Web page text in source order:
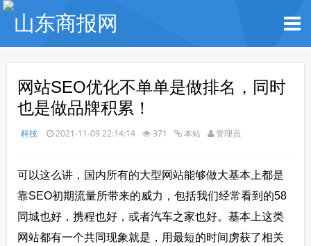
网站SEO优化不单单是做排名，同时
也是做品牌积累！
科技 2021-11-09 22:14:14 371 本站 管理员
可以这么讲，国内所有的大型网站能够做大基本上都是
靠SEO初期流量所带来的威力，包括我们经常看到的58
同城也好，携程也好，或者汽车之家也好。基本上这类
网站都有一个共同现象就是，用最短的时间虏获了相关